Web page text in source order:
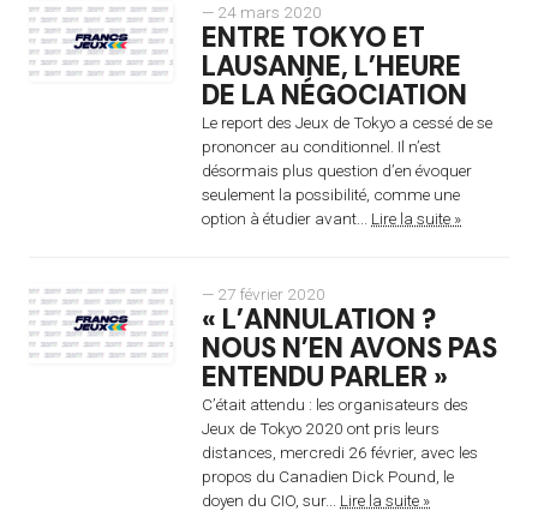
— 24 mars 2020
ENTRE TOKYO ET
LAUSANNE, L’HEURE
DE LA NÉGOCIATION
Le report des Jeux de Tokyo a cessé de se
prononcer au conditionnel. Il n’est
désormais plus question d’en évoquer
seulement la possibilité, comme une
option à étudier avant... Lire la suite »
— 27 février 2020
« L’ANNULATION ?
NOUS N’EN AVONS PAS
ENTENDU PARLER »
C’était attendu : les organisateurs des
Jeux de Tokyo 2020 ont pris leurs
distances, mercredi 26 février, avec les
propos du Canadien Dick Pound, le
doyen du CIO, sur... Lire la suite »